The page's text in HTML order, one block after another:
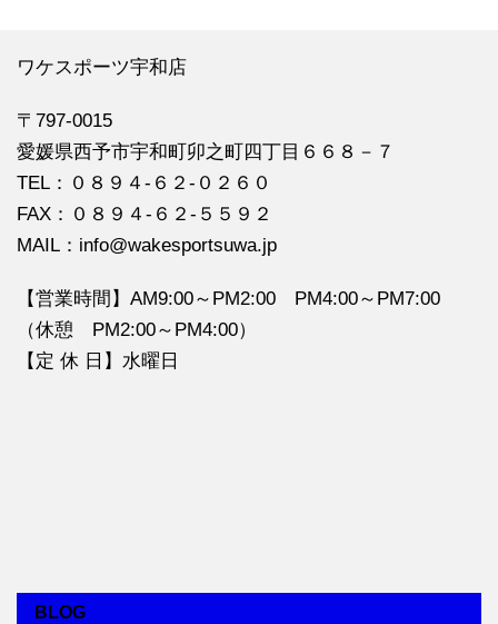
ワケスポーツ宇和店
〒797-0015
愛媛県西予市宇和町卯之町四丁目６６８－７
TEL：０８９４‐６２‐０２６０
FAX：０８９４‐６２‐５５９２
MAIL：info@wakesportsuwa.jp
【営業時間】AM9:00～PM2:00 PM4:00～PM7:00
（休憩 PM2:00～PM4:00）
【定 休 日】水曜日
BLOG